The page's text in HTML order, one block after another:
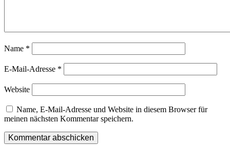
Name *
E-Mail-Adresse *
Website
Name, E-Mail-Adresse und Website in diesem Browser für
meinen nächsten Kommentar speichern.